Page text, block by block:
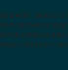
waren
schon wieder
Daten und der
Wir werden